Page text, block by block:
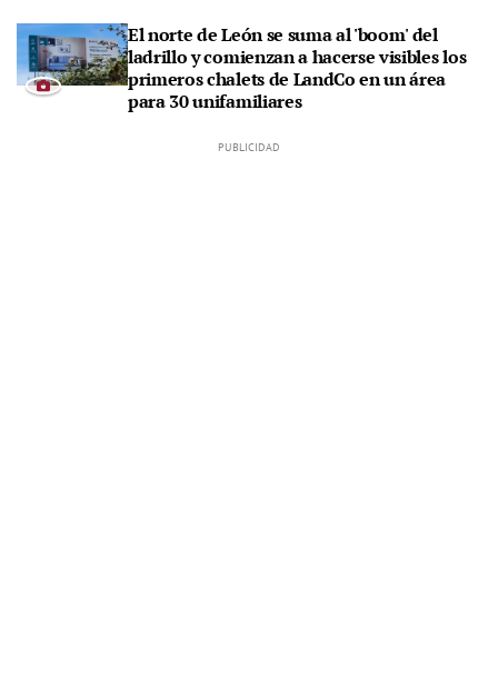
El norte de León se suma al 'boom' del
ladrillo y comienzan a hacerse visibles los
primeros chalets de LandCo en un área
para 30 unifamiliares